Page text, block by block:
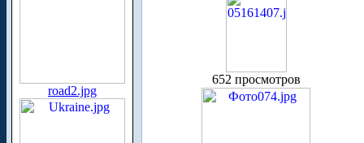
road2.jpg
652 просмотров